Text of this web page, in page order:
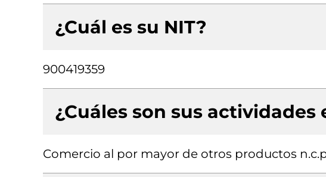
¿Cuál es su NIT?
900419359
¿Cuáles son sus actividades
Comercio al por mayor de otros productos